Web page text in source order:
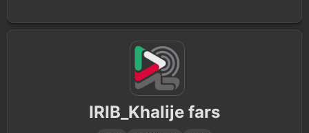
IRIB_Khalije fars